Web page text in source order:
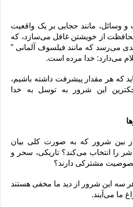
وسائل، مانند حجابی بر یک واقعیت
محافظت از خویشتن غافل می‌سازد، که
می‌رسد که مانند فیلسوف آلمانی ”
می‌دارد: خدا مرده است.
که هر مقدار پیشرفت داشته باشیم،
این شرور به توسل به خدا
بین شرور که به صورت کلی بیان
را انتخاب می‌کند؟ تاریکی، سحر و
مشترکی دارند؟
سه این شرور از دید ما مخفی هستند
ما می‌آیند.